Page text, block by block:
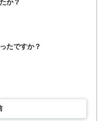
か？
たですか？